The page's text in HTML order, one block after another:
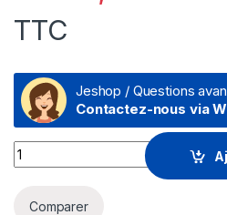
TTC
Jeshop / Questions
Contactez-nous via
Canon C-EXV 51 Cyan - Toner
Comparer